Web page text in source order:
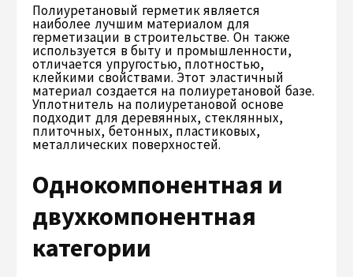
Полиуретановый герметик является
наиболее лучшим материалом для
герметизации в строительстве. Он также
используется в быту и промышленности,
отличается упругостью, плотностью,
клейкими свойствами. Этот эластичный
материал создается на полиуретановой базе.
Уплотнитель на полиуретановой основе
подходит для деревянных, стеклянных,
плиточных, бетонных, пластиковых,
металлических поверхностей.
Однокомпонентная и
двухкомпонентная
категории